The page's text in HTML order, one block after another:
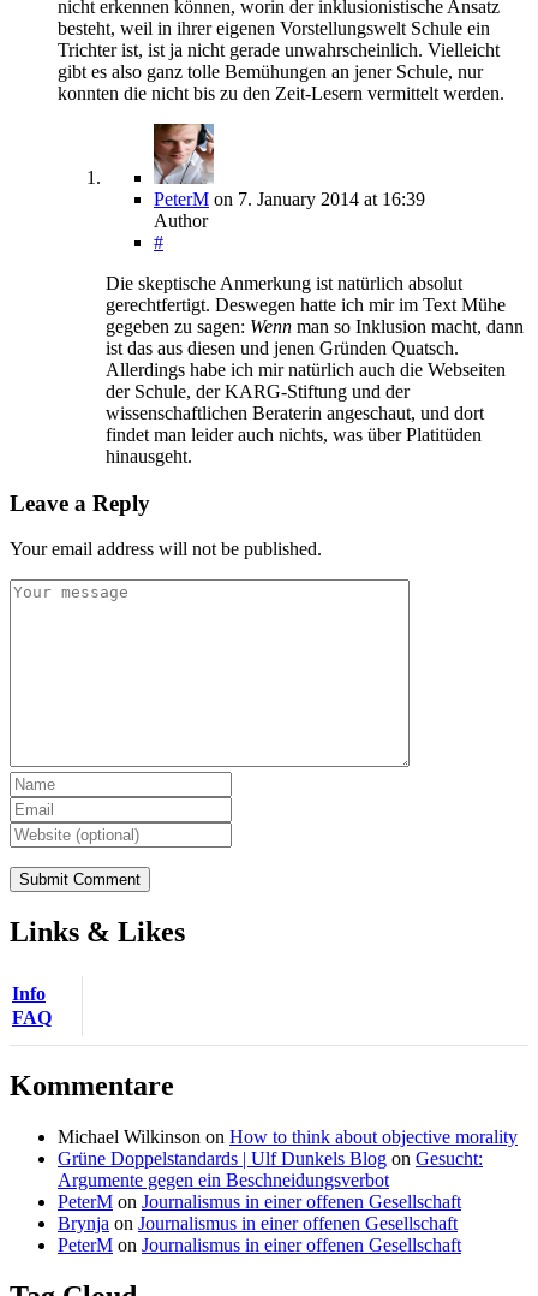
nicht erkennen können, worin der inklusionistische Ansatz
besteht, weil in ihrer eigenen Vorstellungswelt Schule ein
Trichter ist, ist ja nicht gerade unwahrscheinlich. Vielleicht
gibt es also ganz tolle Bemühungen an jener Schule, nur
konnten die nicht bis zu den Zeit-Lesern vermittelt werden.
PeterM on 7. January 2014 at 16:39
Author
#
Die skeptische Anmerkung ist natürlich absolut
gerechtfertigt. Deswegen hatte ich mir im Text Mühe
gegeben zu sagen: Wenn man so Inklusion macht, dann
ist das aus diesen und jenen Gründen Quatsch.
Allerdings habe ich mir natürlich auch die Webseiten
der Schule, der KARG-Stiftung und der
wissenschaftlichen Beraterin angeschaut, und dort
findet man leider auch nichts, was über Platitüden
hinausgeht.
Leave a Reply
Your email address will not be published.
Links & Likes
Info
FAQ
Kommentare
Michael Wilkinson on How to think about objective morality
Grüne Doppelstandards | Ulf Dunkels Blog on Gesucht:
Argumente gegen ein Beschneidungsverbot
PeterM on Journalismus in einer offenen Gesellschaft
Brynja on Journalismus in einer offenen Gesellschaft
PeterM on Journalismus in einer offenen Gesellschaft